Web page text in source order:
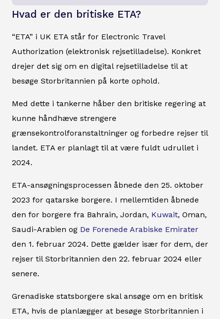
Hvad er den britiske ETA?
“ETA” i UK ETA står for Electronic Travel
Authorization (elektronisk rejsetilladelse). Konkret
drejer det sig om en digital rejsetilladelse til at
besøge Storbritannien på korte ophold.
Med dette i tankerne håber den britiske regering at
kunne håndhæve strengere
grænsekontrolforanstaltninger og forbedre rejser til
landet. ETA er planlagt til at være fuldt udrullet i
2024.
ETA-ansøgningsprocessen åbnede den 25. oktober
2023 for qatarske borgere. I mellemtiden åbnede
den for borgere fra Bahrain, Jordan, Kuwait, Oman,
Saudi-Arabien og De Forenede Arabiske Emirater
den 1. februar 2024. Dette gælder især for dem, der
rejser til Storbritannien den 22. februar 2024 eller
senere.
Grenadiske statsborgere skal ansøge om en britisk
ETA, hvis de planlægger at besøge Storbritannien i